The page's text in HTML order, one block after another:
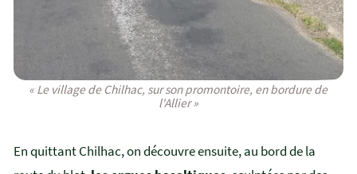
« Le village de Chilhac, sur son promontoire, en bordure de
l'Allier »
En quittant Chilhac, on découvre ensuite, au bord de la